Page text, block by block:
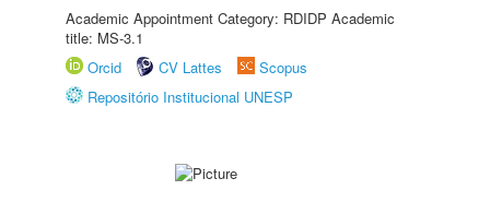
Academic Appointment Category: RDIDP Academic
title: MS-3.1
Orcid
CV Lattes
Scopus
Repositório Institucional UNESP